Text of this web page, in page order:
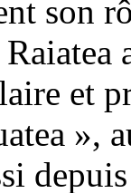
son
et
»,